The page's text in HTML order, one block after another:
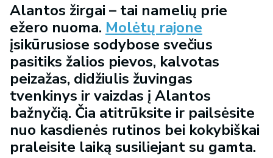
Alantos žirgai – tai namelių prie
ežero nuoma. Molėtų rajone
įsikūrusiose sodybose svečius
pasitiks žalios pievos, kalvotas
peizažas, didžiulis žuvingas
tvenkinys ir vaizdas į Alantos
bažnyčią. Čia atitrūksite ir pailsėsite
nuo kasdienės rutinos bei kokybiškai
praleisite laiką susiliejant su gamta.